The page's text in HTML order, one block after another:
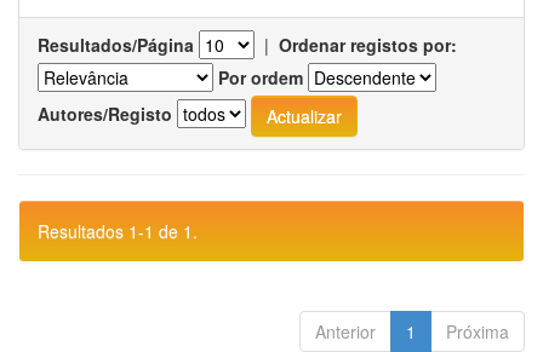
Resultados/Página | Ordenar registos por:
Por ordem
Autores/Registo
Resultados 1-1 de 1.
Anterior 1 Próxima